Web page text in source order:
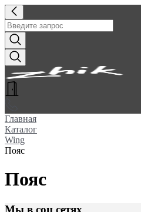
Главная
Каталог
Wing
Пояс
Пояс
Мы в соц сетях